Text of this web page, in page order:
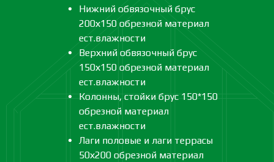
Нижний обвязочный брус
200х150 обрезной материал
ест.влажности
Верхний обвязочный брус
150х150 обрезной материал
ест.влажности
Колонны, стойки брус 150*150
обрезной материал
ест.влажности
Лаги половые и лаги террасы
50х200 обрезной материал